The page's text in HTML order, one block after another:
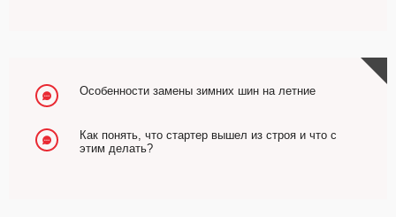
Особенности замены зимних шин на летние
Как понять, что стартер вышел из строя и что с
этим делать?